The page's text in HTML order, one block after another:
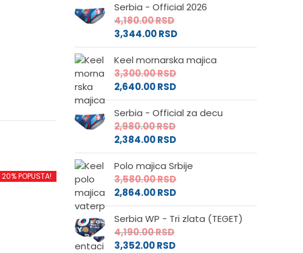
20% POPUSTA!
Serbia - Official 2026
4,180.00RSD
3,344.00RSD
Keel mornarska majica
3,300.00RSD
2,640.00RSD
Serbia - Official za decu
2,980.00RSD
2,384.00RSD
Polo majica Srbije
3,580.00RSD
2,864.00RSD
Serbia WP - Tri zlata (TEGET)
4,190.00RSD
3,352.00RSD